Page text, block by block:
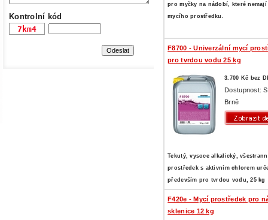
Kontrolní kód
pro myčky na nádobí, které nemají
mycího prostředku.
F8700 - Univerzální mycí
pro tvrdou vodu 25 kg
3.700 Kč bez
Dostupnost:
Brně
Tekutý, vysoce alkalický,
prostředek s aktivním chlorem
především pro tvrdou vodu, 25 kg
F420e - Mycí prostředek pro
sklenice 12 kg